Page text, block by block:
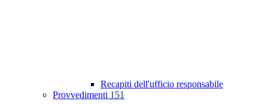
Recapiti dell'ufficio responsabile
Provvedimenti 151